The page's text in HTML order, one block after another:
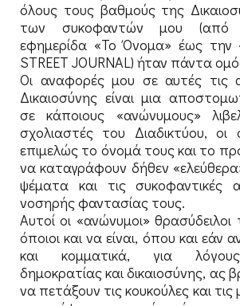
όλους τους βαθμούς της
των συκοφαντών μου (από
εφημερίδα «Το Όνομα» έως την
STREET JOURNAL) ήταν πάντα
Οι αναφορές μου σε αυτές τις
Δικαιοσύνης είναι μια
σε κάποιους «ανώνυμους»
σχολιαστές του Διαδικτύου, οι
επιμελώς το όνομά τους και το
να καταγράφουν δήθεν
ψέματα και τις συκοφαντικές
νοσηρής φαντασίας τους.
Αυτοί οι «ανώνυμοι» θρασύδειλοι
όποιοι και να είναι, όπου και εάν
και κομματικά, για λόγους
δημοκρατίας και δικαιοσύνης, ας
να πετάξουν τις κουκούλες και